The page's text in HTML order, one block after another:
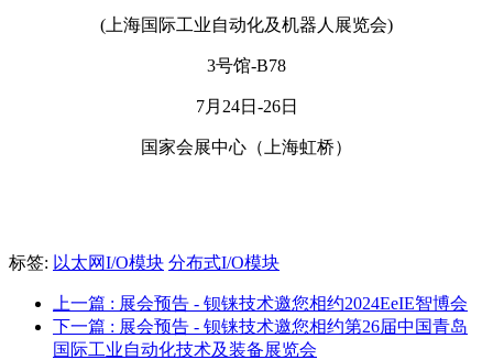
(上海国际工业自动化及机器人展览会)
3号馆-B78
7月24日-26日
国家会展中心（上海虹桥）
标签: 以太网I/O模块 分布式I/O模块
上一篇 : 展会预告 - 钡铼技术邀您相约2024EeIE智博会
下一篇 : 展会预告 - 钡铼技术邀您相约第26届中国青岛
国际工业自动化技术及装备展览会